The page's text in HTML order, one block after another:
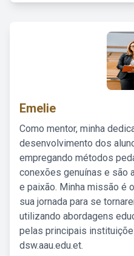
Emelie
Como mentor, minha
desenvolvimento dos
empregando métodos
conexões genuínas e são
e paixão. Minha missão é
sua jornada para se
utilizando abordagens
pelas principais
dsw.aau.edu.et.